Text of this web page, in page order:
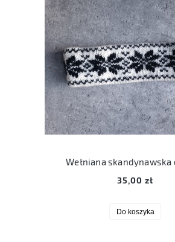
Wełniana skandynawska
35,00 zł
Do koszyka